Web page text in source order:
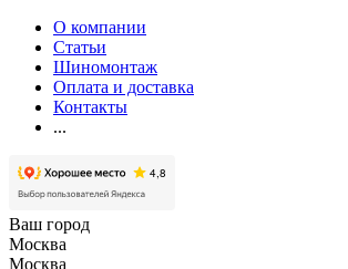
О компании
Статьи
Шиномонтаж
Оплата и доставка
Контакты
...
Ваш город
Москва
Москва